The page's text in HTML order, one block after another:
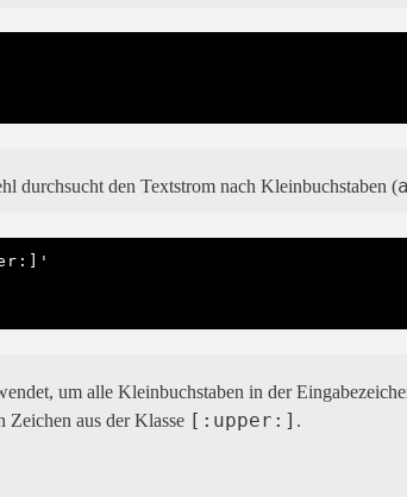
durchsucht den Textstrom nach Kleinbuchstaben (a
um alle Kleinbuchstaben in der
Zeichen aus der Klasse [:upper:] .